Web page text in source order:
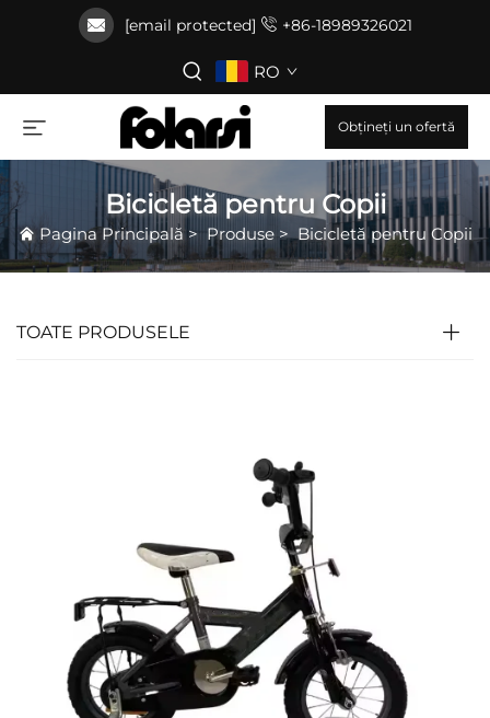
[email protected] +86-18989326021
RO
Obțineți un ofertă
Bicicletă pentru Copii
Pagina Principală > Produse>Bicicletă pentru Copii
TOATE PRODUSELE